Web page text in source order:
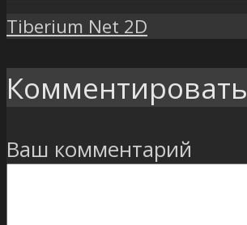
Tiberium Net 2D
Комментировать
Ваш комментарий